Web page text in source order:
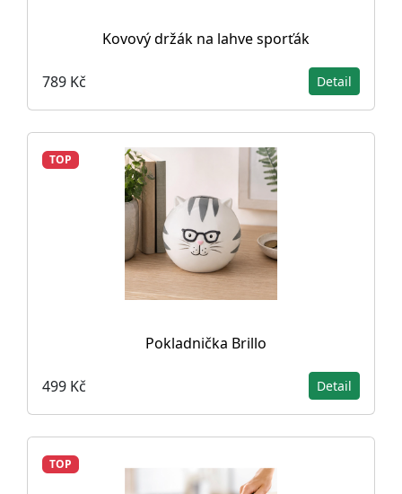
Kovový držák na lahve sporťák
789 Kč Detail
TOP
Pokladnička Brillo
499 Kč Detail
TOP